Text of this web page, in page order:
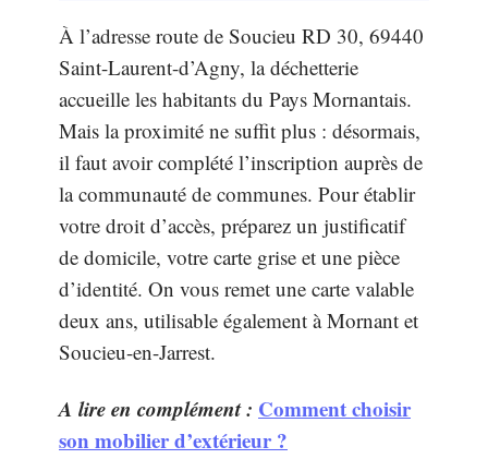
À l’adresse route de Soucieu RD 30, 69440
Saint-Laurent-d’Agny, la déchetterie
accueille les habitants du Pays Mornantais.
Mais la proximité ne suffit plus : désormais,
il faut avoir complété l’inscription auprès de
la communauté de communes. Pour établir
votre droit d’accès, préparez un justificatif
de domicile, votre carte grise et une pièce
d’identité. On vous remet une carte valable
deux ans, utilisable également à Mornant et
Soucieu-en-Jarrest.
A lire en complément : Comment choisir
son mobilier d’extérieur ?